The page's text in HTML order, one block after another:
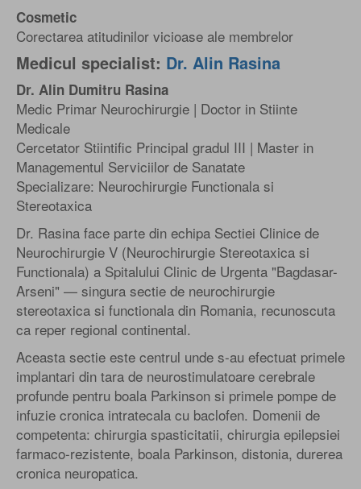
Cosmetic
Corectarea atitudinilor vicioase ale membrelor
Medicul specialist: Dr. Alin Rasina
Dr. Alin Dumitru Rasina
Medic Primar Neurochirurgie | Doctor in Stiinte
Medicale
Cercetator Stiintific Principal gradul III | Master in
Managementul Serviciilor de Sanatate
Specializare: Neurochirurgie Functionala si
Stereotaxica
Dr. Rasina face parte din echipa Sectiei Clinice de
Neurochirurgie V (Neurochirurgie Stereotaxica si
Functionala) a Spitalului Clinic de Urgenta "Bagdasar-
Arseni" — singura sectie de neurochirurgie
stereotaxica si functionala din Romania, recunoscuta
ca reper regional continental.
Aceasta sectie este centrul unde s-au efectuat primele
implantari din tara de neurostimulatoare cerebrale
profunde pentru boala Parkinson si primele pompe de
infuzie cronica intratecala cu baclofen. Domenii de
competenta: chirurgia spasticitatii, chirurgia epilepsiei
farmaco-rezistente, boala Parkinson, distonia, durerea
cronica neuropatica.